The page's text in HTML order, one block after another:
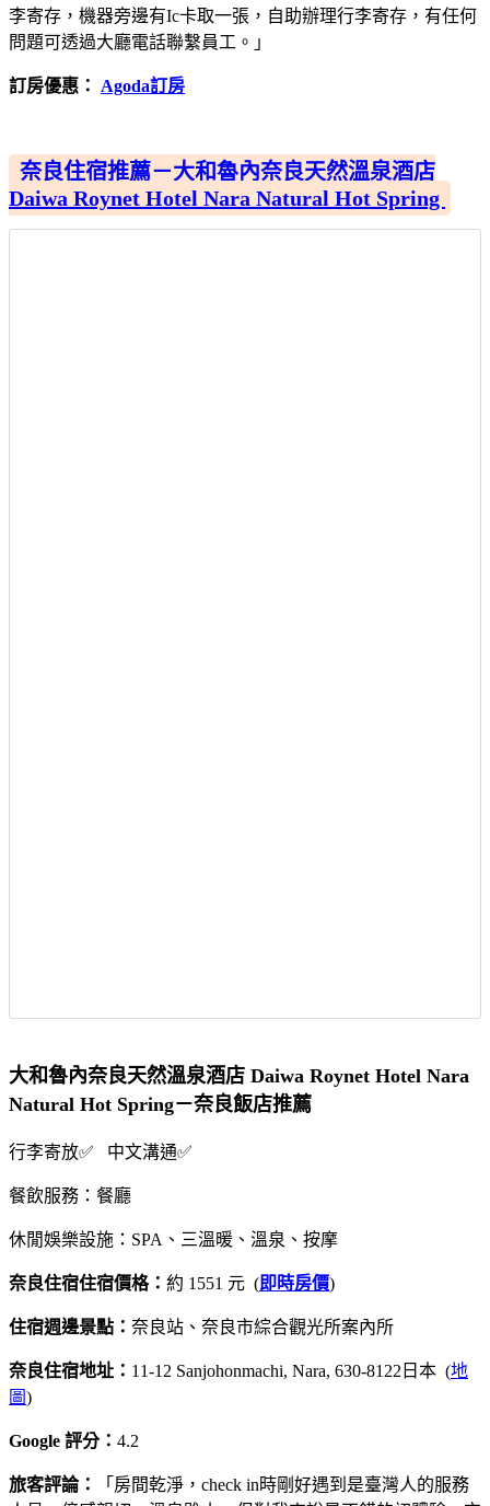
李寄存，機器旁邊有Ic卡取一張，自助辦理行李寄存，有任何
問題可透過大廳電話聯繫員工。」
訂房優惠： Agoda訂房
奈良住宿推薦－大和魯內奈良天然溫泉酒店
Daiwa Roynet Hotel Nara Natural Hot Spring
大和魯內奈良天然溫泉酒店 Daiwa Roynet Hotel Nara
Natural Hot Spring－奈良飯店推薦
行李寄放✅ 中文溝通✅
餐飲服務：餐廳
休閒娛樂設施：SPA、三溫暖、溫泉、按摩
奈良住宿住宿價格： 約 1551 元 (即時房價)
住宿週邊景點： 奈良站、奈良市綜合觀光所案內所
奈良住宿地址： 11-12 Sanjohonmachi, Nara, 630-8122日本 (地
圖)
Google 評分： 4.2
旅客評論：
「房間乾淨，check in時剛好遇到是臺灣人的服務